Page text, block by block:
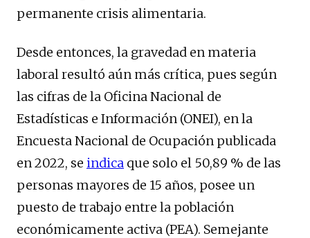
permanente crisis alimentaria.
Desde entonces, la gravedad en materia
laboral resultó aún más crítica, pues según
las cifras de la Oficina Nacional de
Estadísticas e Información (ONEI), en la
Encuesta Nacional de Ocupación publicada
en 2022, se indica que solo el 50,89 % de las
personas mayores de 15 años, posee un
puesto de trabajo entre la población
económicamente activa (PEA). Semejante